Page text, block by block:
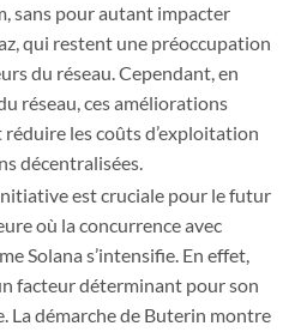
sans pour autant impacter
qui restent une préoccupation
du réseau. Cependant, en
réseau, ces améliorations
les coûts d’exploitation
décentralisées.
est cruciale pour le futur
où la concurrence avec
Solana s’intensifie. En effet,
facteur déterminant pour son
La démarche de Buterin montre